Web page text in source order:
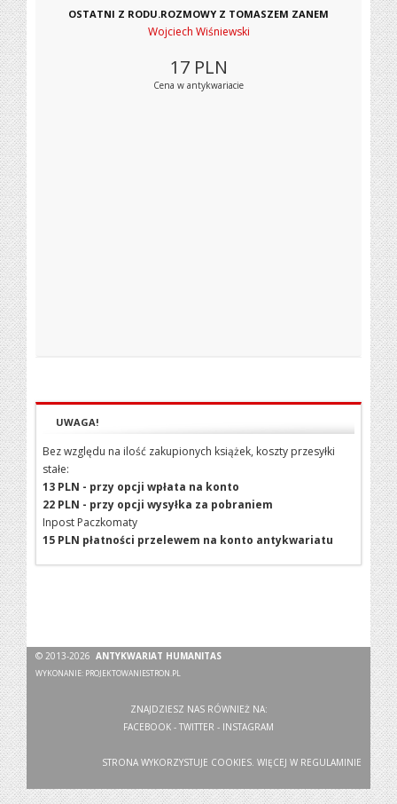
OSTATNI Z RODU.ROZMOWY Z TOMASZEM ZANEM
Wojciech Wiśniewski
17 PLN
Cena w antykwariacie
UWAGA!
Bez względu na ilość zakupionych książek, koszty przesyłki
stałe:
13 PLN - przy opcji wpłata na konto
22 PLN - przy opcji wysyłka za pobraniem
Inpost Paczkomaty
15 PLN płatności przelewem na konto antykwariatu
© 2013-2026ANTYKWARIAT HUMANITAS
WYKONANIE: PROJEKTOWANIESTRON.PL
ZNAJDZIESZ NAS RÓWNIEŻ NA:
FACEBOOK - TWITTER - INSTAGRAM
STRONA WYKORZYSTUJE COOKIES. WIĘCEJ W REGULAMINIE